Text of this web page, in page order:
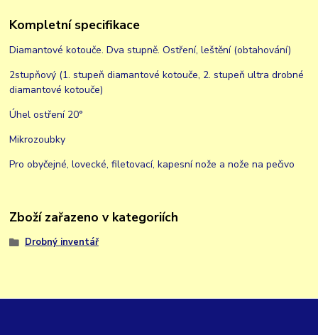
Kompletní specifikace
Diamantové kotouče. Dva stupně. Ostření, leštění (obtahování)
2stupňový (1. stupeň diamantové kotouče, 2. stupeň ultra drobné
diamantové kotouče)
Úhel ostření 20°
Mikrozoubky
Pro obyčejné, lovecké, filetovací, kapesní nože a nože na pečivo
Zboží zařazeno v kategoriích
Drobný inventář